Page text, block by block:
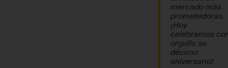
mercado más
prometedoras.
¡Hoy
celebramos
orgullo su
décimo
aniversario!